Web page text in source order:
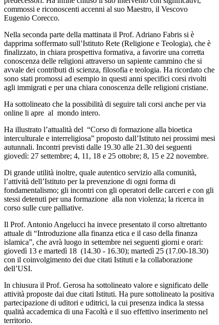
commossi e riconoscenti accenni al suo Maestro, il Vescovo
Eugenio Corecco.
Nella seconda parte della mattinata il Prof. Adriano Fabris si è
dapprima soffermato sull’Istituto Rete (Religione e Teologia), che è
finalizzato, in chiara prospettiva formativa, a favorire una corretta
conoscenza delle religioni attraverso un sapiente cammino che si
avvale dei contributi di scienza, filosofia e teologia. Ha ricordato che
sono stati promossi ad esempio in questi anni specifici corsi rivolti
agli immigrati e per una chiara conoscenza delle religioni cristiane.
Ha sottolineato che la possibilità di seguire tali corsi anche per via
online li apre al mondo intero.
Ha illustrato l’attualità del “Corso di formazione alla bioetica
interculturale e interreligiosa” proposto dall’Istituto nei prossimi mesi
autunnali. Incontri previsti dalle 19.30 alle 21.30 dei seguenti
giovedì: 27 settembre; 4, 11, 18 e 25 ottobre; 8, 15 e 22 novembre.
Di grande utilità inoltre, quale autentico servizio alla comunità,
l’attività dell’Istituto per la prevenzione di ogni forma di
fondamentalismo; gli incontri con gli operatori delle carceri e con gli
stessi detenuti per una formazione alla non violenza; la ricerca in
corso sulle cure palliative.
Il Prof. Antonio Angelucci ha invece presentato il corso altrettanto
attuale di “Introduzione alla finanza etica e il caso della finanza
islamica”, che avrà luogo in settembre nei seguenti giorni e orari:
giovedì 13 e martedì 18 (14.30 - 16.30); martedì 25 (17.00-18.30)
con il coinvolgimento dei due citati Istituti e la collaborazione
dell’USI.
In chiusura il Prof. Gerosa ha sottolineato valore e significato delle
attività proposte dai due citati Istituti. Ha pure sottolineato la positiva
partecipazione di uditori e uditrici, la cui presenza indica la stessa
qualità accademica di una Facoltà e il suo effettivo inserimento nel
territorio.